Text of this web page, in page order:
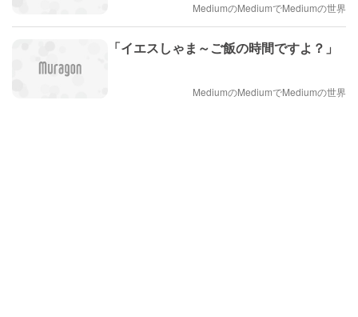
MediumのMediumでMediumの世界
「イエスしゃま～ご飯の時間ですよ？」
MediumのMediumでMediumの世界